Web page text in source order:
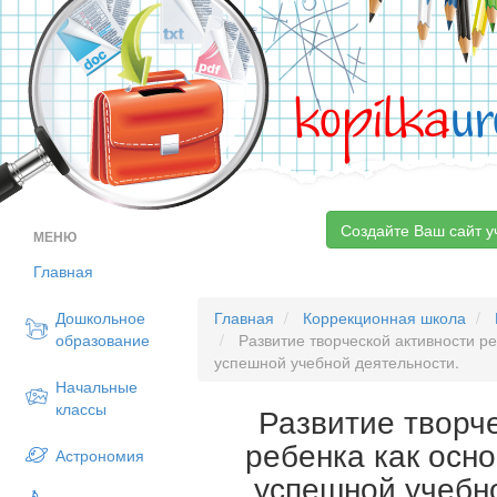
kopilka
МЕНЮ
Главная
Дошкольное
образование
Начальные
классы
Астрономия
Создайте Ваш сайт
Главная Коррекционная школа
Развитие творческой активности
успешной учебной деятельности.
Развитие
ребенка как
успешной